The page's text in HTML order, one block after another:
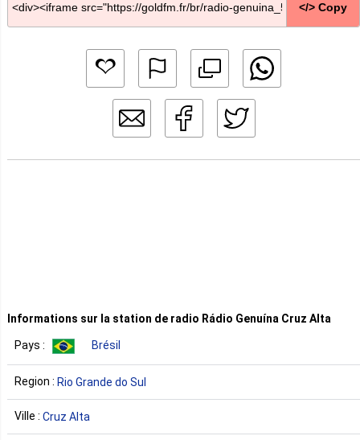
</> Copy
Informations sur la station de radio Rádio Genuína Cruz Alta
Pays : Brésil
Region : Rio Grande do Sul
Ville : Cruz Alta